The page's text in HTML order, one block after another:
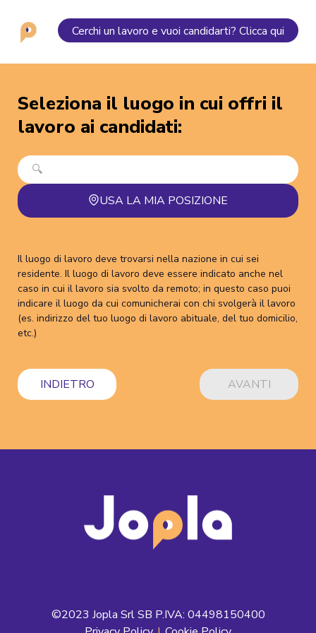
Cerchi un lavoro e vuoi candidarti? Clicca qui
Seleziona il luogo in cui offri il
lavoro ai candidati:
USA LA MIA POSIZIONE
Il luogo di lavoro deve trovarsi nella nazione in cui sei
residente. Il luogo di lavoro deve essere indicato anche nel
caso in cui il lavoro sia svolto da remoto; in questo caso puoi
indicare il luogo da cui comunicherai con chi svolgerà il lavoro
(es. indirizzo del tuo luogo di lavoro abituale, del tuo domicilio,
etc.)
AVANTI
INDIETRO
©2023 Jopla Srl SB P.IVA: 04498150400